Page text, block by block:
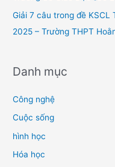
Giải 7 câu trong đề KSCL
2025 – Trường THPT
Danh mục
Công nghệ
Cuộc sống
hình học
Hóa học